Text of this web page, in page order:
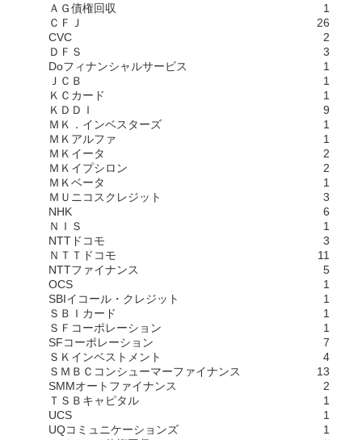
ＡＧ債権回収
1
ＣＦＪ
26
CVC
2
ＤＦＳ
3
Doフィナンシャルサービス
1
ＪＣＢ
1
ＫＣカード
1
ＫＤＤＩ
9
ＭＫ．インベスターズ
1
ＭＫアルファ
1
ＭＫイータ
2
ＭＫイプシロン
2
ＭＫベータ
1
ＭＵニコスクレジット
3
NHK
6
ＮＩＳ
1
NTTドコモ
3
ＮＴＴドコモ
11
NTTファイナンス
5
OCS
1
SBIイコール・クレジット
1
ＳＢＩカード
1
ＳＦコーポレーション
1
SFコーポレーション
7
ＳＫインベストメント
4
ＳＭＢＣコンシューマーファイナンス
13
SMMオートファイナンス
2
ＴＳＢキャピタル
1
UCS
1
UQコミュニケーションズ
1